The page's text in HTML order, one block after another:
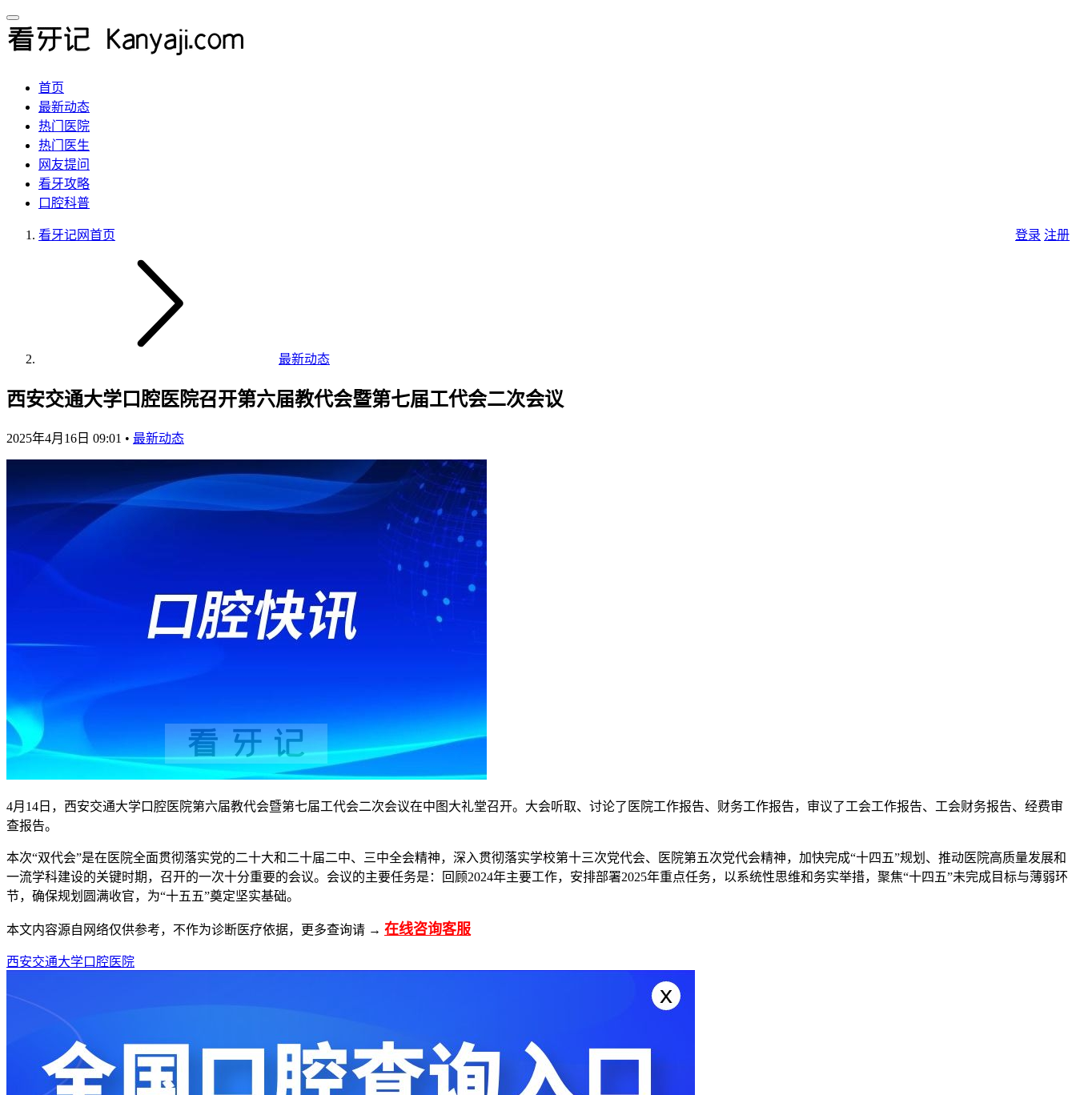
首页
最新动态
热门医院
热门医生
网友提问
看牙攻略
口腔科普
登录 注册
看牙记网首页
最新动态
西安交通大学口腔医院召开第六届教代会暨第七届工代会二次会议
2025年4月16日 09:01 • 最新动态
4月14日，西安交通大学口腔医院第六届教代会暨第七届工代会二次会议在中图大礼堂召开。大会听取、讨论了医院工作报告、财务工作报告，审议了工会工作报告、工会财务报告、经费审
查报告。
本次“双代会”是在医院全面贯彻落实党的二十大和二十届二中、三中全会精神，深入贯彻落实学校第十三次党代会、医院第五次党代会精神，加快完成“十四五”规划、推动医院高质量发展和
一流学科建设的关键时期，召开的一次十分重要的会议。会议的主要任务是：回顾2024年主要工作，安排部署2025年重点任务，以系统性思维和务实举措，聚焦“十四五”未完成目标与薄弱环
节，确保规划圆满收官，为“十五五”奠定坚实基础。
本文内容源自网络仅供参考，不作为诊断医疗依据，更多查询请 → 在线咨询客服
西安交通大学口腔医院